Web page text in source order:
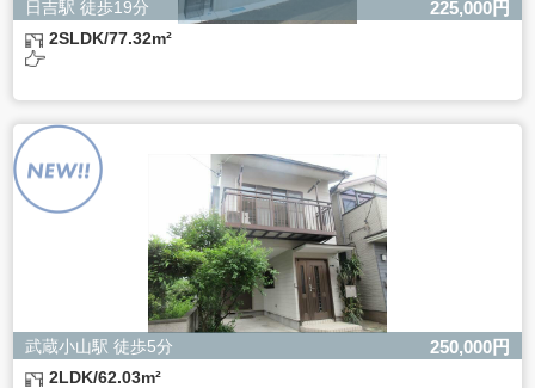
日吉駅 徒歩19分 225,000円
2SLDK/77.32m²
武蔵小山駅 徒歩5分 250,000円
2LDK/62.03m²